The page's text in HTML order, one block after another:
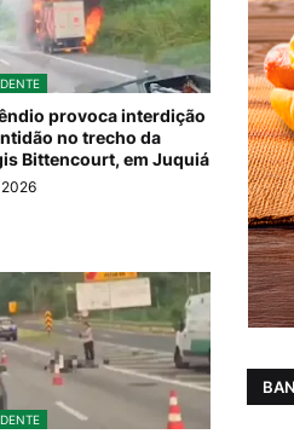
provoca interdição
no trecho da
Bittencourt, em Juquiá
2026